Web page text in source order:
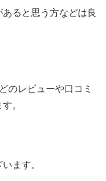
ると思う方などは良
のレビューや口コミ
。
ます。